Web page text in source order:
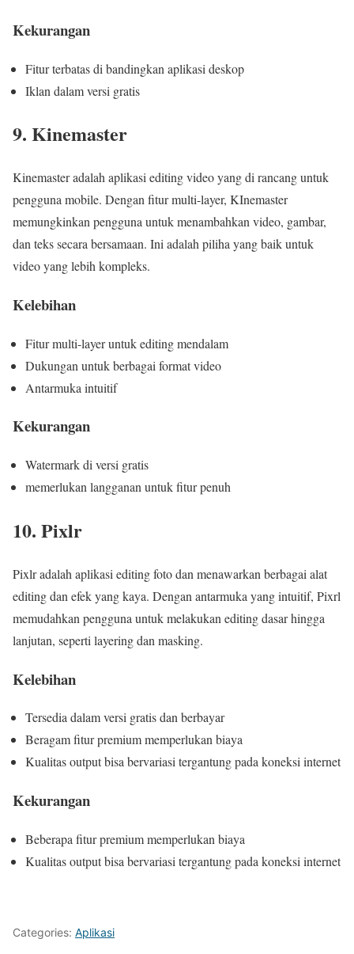
Kekurangan
Fitur terbatas di bandingkan aplikasi deskop
Iklan dalam versi gratis
9. Kinemaster
Kinemaster adalah aplikasi editing video yang di rancang untuk
pengguna mobile. Dengan fitur multi-layer, KInemaster
memungkinkan pengguna untuk menambahkan video, gambar,
dan teks secara bersamaan. Ini adalah piliha yang baik untuk
video yang lebih kompleks.
Kelebihan
Fitur multi-layer untuk editing mendalam
Dukungan untuk berbagai format video
Antarmuka intuitif
Kekurangan
Watermark di versi gratis
memerlukan langganan untuk fitur penuh
10. Pixlr
Pixlr adalah aplikasi editing foto dan menawarkan berbagai alat
editing dan efek yang kaya. Dengan antarmuka yang intuitif, Pixrl
memudahkan pengguna untuk melakukan editing dasar hingga
lanjutan, seperti layering dan masking.
Kelebihan
Tersedia dalam versi gratis dan berbayar
Beragam fitur premium memperlukan biaya
Kualitas output bisa bervariasi tergantung pada koneksi internet
Kekurangan
Beberapa fitur premium memperlukan biaya
Kualitas output bisa bervariasi tergantung pada koneksi internet
Categories: Aplikasi